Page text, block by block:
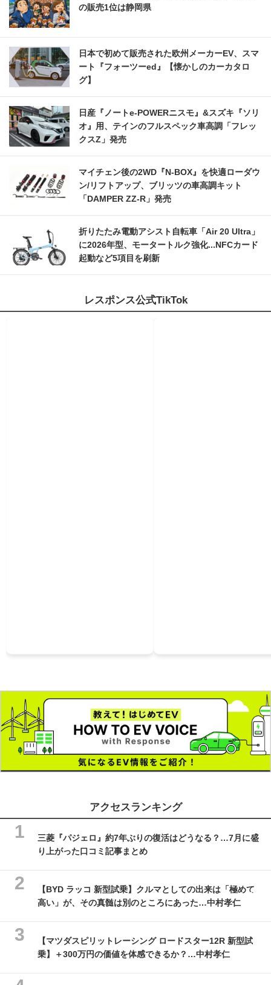
の販売1位は静岡県
日本で初めて販売された欧州メーカーEV、スマ
ート『フォーツーed』【懐かしのカーカタロ
グ】
日産『ノートe-POWERニスモ』&スズキ『ソリ
オ』用、テインのフルスペック車高調「フレッ
クスZ」発売
マイチェン後の2WD『N-BOX』を快適ローダウ
ン/リフトアップ、ブリッツの車高調キット
「DAMPER ZZ-R」発売
折りたたみ電動アシスト自転車「Air 20 Ultra」
に2026年型、モータートルク強化...NFCカード
起動など5項目を刷新
レスポンス公式TikTok
アクセスランキング
三菱『パジェロ』約7年ぶりの復活はどうなる？…7月に盛
り上がった口コミ記事まとめ
【BYD ラッコ 新型試乗】クルマとしての出来は「極めて
高い」が、その真髄は別のところにあった…中村孝仁
【マツダスピリットレーシング ロードスター12R 新型試
乗】＋300万円の価値を体感できるか？…中村孝仁